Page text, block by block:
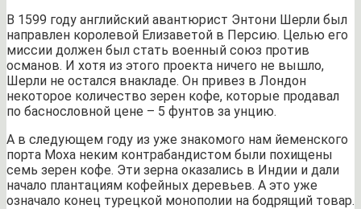
В 1599 году английский авантюрист Энтони Шерли был
направлен королевой Елизаветой в Персию. Целью его
миссии должен был стать военный союз против
османов. И хотя из этого проекта ничего не вышло,
Шерли не остался внакладе. Он привез в Лондон
некоторое количество зерен кофе, которые продавал
по баснословной цене – 5 фунтов за унцию.
А в следующем году из уже знакомого нам йеменского
порта Моха неким контрабандистом были похищены
семь зерен кофе. Эти зерна оказались в Индии и дали
начало плантациям кофейных деревьев. А это уже
означало конец турецкой монополии на бодрящий товар.